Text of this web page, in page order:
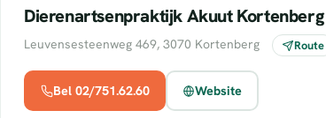
Dierenartsenpraktijk Akuut Kortenberg
Leuvensesteenweg 469, 3070 Kortenberg Route
Bel 02/751.62.60 Website